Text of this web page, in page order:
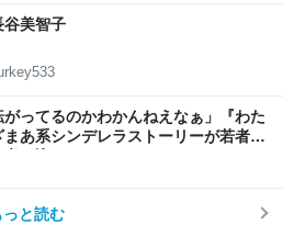
谷美智子
がってるのかわかんねえなぁ」『わた
あ系シンデレラストーリーが若者に
え込む
と読む